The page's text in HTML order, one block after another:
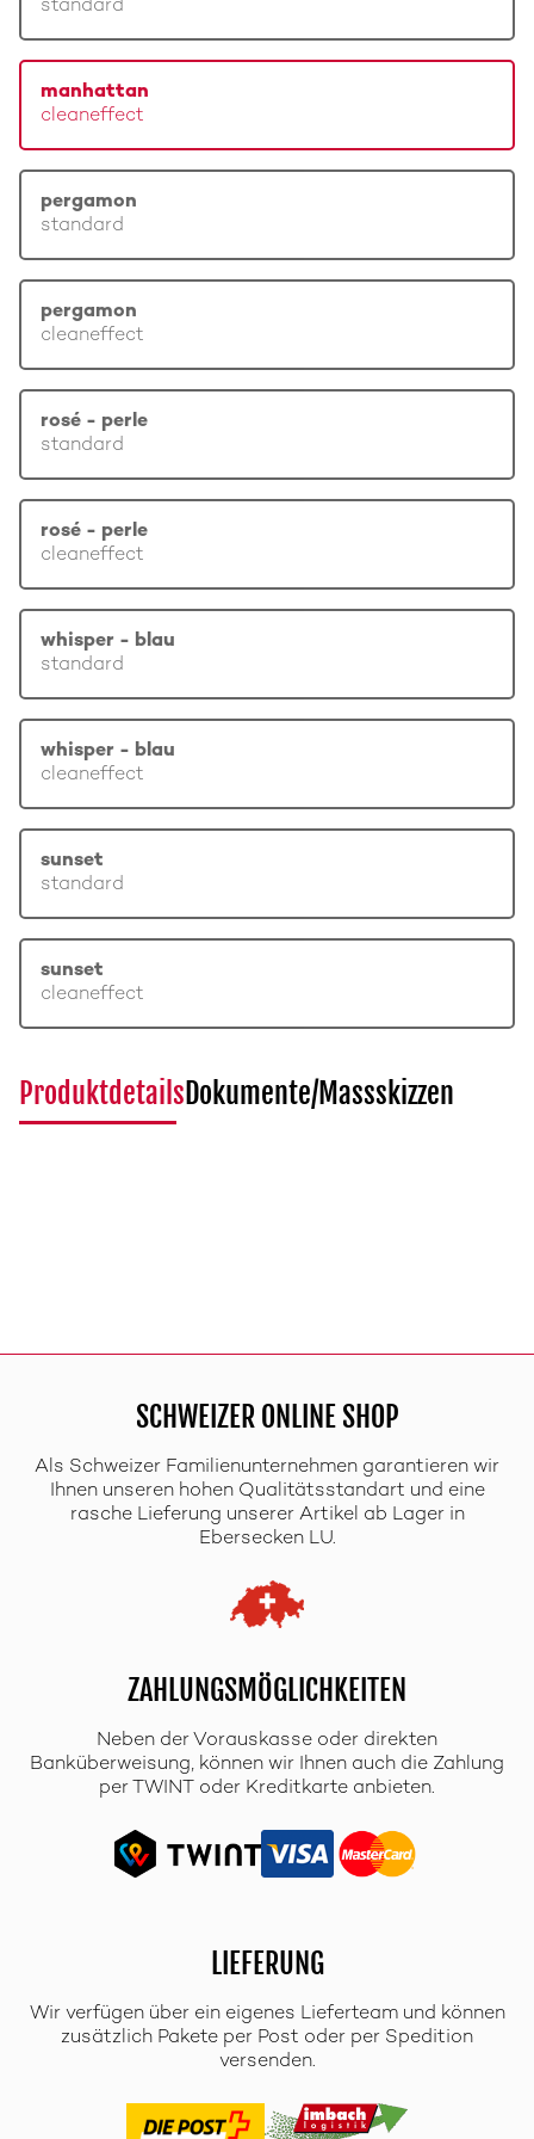
standard
manhattan
cleaneffect
pergamon
standard
pergamon
cleaneffect
rosé - perle
standard
rosé - perle
cleaneffect
whisper - blau
standard
whisper - blau
cleaneffect
sunset
standard
sunset
cleaneffect
ProduktdetailsDokumente/Massskizzen
SCHWEIZER ONLINE SHOP
Als Schweizer Familienunternehmen garantieren wir
Ihnen unseren hohen Qualitätsstandart und eine
rasche Lieferung unserer Artikel ab Lager in
Ebersecken LU.
ZAHLUNGSMÖGLICHKEITEN
Neben der Vorauskasse oder direkten
Banküberweisung, können wir Ihnen auch die Zahlung
per TWINT oder Kreditkarte anbieten.
LIEFERUNG
Wir verfügen über ein eigenes Lieferteam und können
zusätzlich Pakete per Post oder per Spedition
versenden.